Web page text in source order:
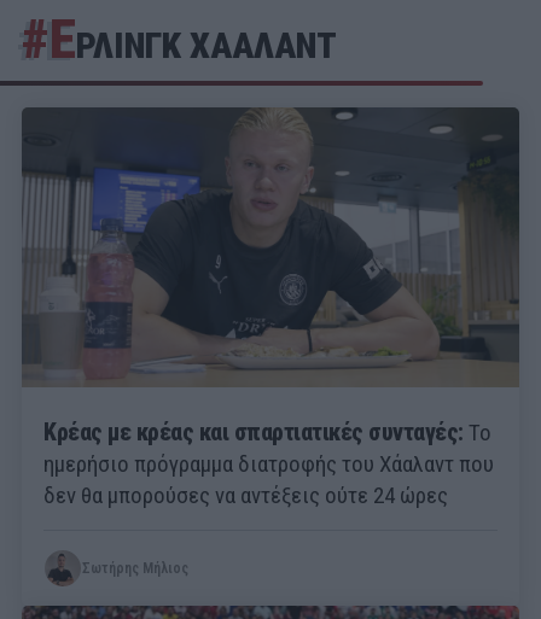
#ΕΡΛΙΝΓΚ ΧΑΑΛΑΝΤ
Κρέας με κρέας και σπαρτιατικές συνταγές: Το
ημερήσιο πρόγραμμα διατροφής του Χάαλαντ που
δεν θα μπορούσες να αντέξεις ούτε 24 ώρες
Σωτήρης Μήλιος